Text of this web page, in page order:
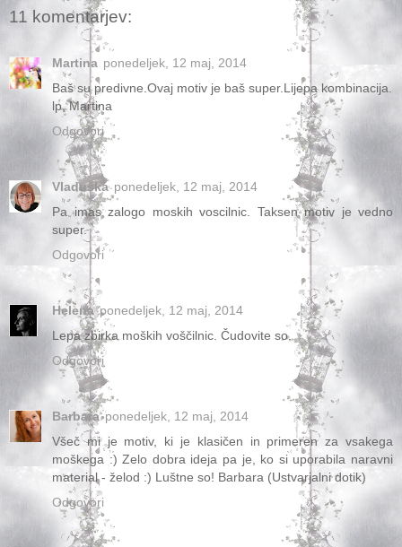
11 komentarjev:
Martina ponedeljek, 12 maj, 2014
Baš su predivne.Ovaj motiv je baš super.Lijepa kombinacija.
lp, Martina
Odgovori
Vladuška ponedeljek, 12 maj, 2014
Pa imas zalogo moskih voscilnic. Taksen motiv je vedno
super.
Odgovori
Helena ponedeljek, 12 maj, 2014
Lepa zbirka moških voščilnic. Čudovite so.
Odgovori
Barbara ponedeljek, 12 maj, 2014
Všeč mi je motiv, ki je klasičen in primeren za vsakega
moškega :) Zelo dobra ideja pa je, ko si uporabila naravni
material - želod :) Luštne so! Barbara (Ustvarjalni dotik)
Odgovori